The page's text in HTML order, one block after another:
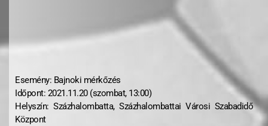
Esemény: Bajnoki mérkőzés
Időpont: 2021.11.20 (szombat, 13:00)
Helyszín: Százhalombatta, Százhalombattai Városi Szabadidő
Központ